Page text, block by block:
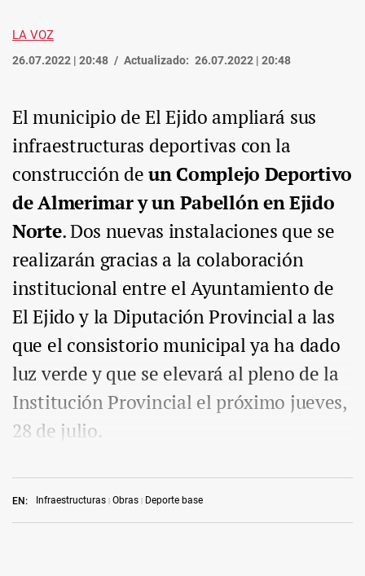
LA VOZ
26.07.2022 | 20:48 Actualizado: 26.07.2022 | 20:48
EN: Infraestructuras Obras Deporte base
El municipio de El Ejido ampliará sus
infraestructuras deportivas con la
construcción deun Complejo Deportivo
de Almerimar y un Pabellón en Ejido
Norte. Dos nuevas instalaciones que se
realizarán gracias a la colaboración
institucional entre el Ayuntamiento de
El Ejido y la Diputación Provincial a las
que el consistorio municipal ya ha dado
luz verde y que se elevará al pleno de la
Institución Provincial el próximo jueves,
28 de julio.